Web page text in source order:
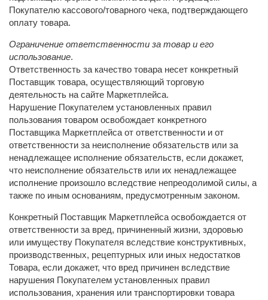
Покупателю кассового/товарного чека, подтверждающего
оплату товара.
Ограничение ответственности за товар и его
использование.
Ответственность за качество товара несет конкретный
Поставщик товара, осуществляющий торговую
деятельность на сайте Маркетплейса.
Нарушение Покупателем установленных правил
пользования товаром освобождает конкретного
Поставщика Маркетплейса от ответственности и от
ответственности за неисполнение обязательств или за
ненадлежащее исполнение обязательств, если докажет,
что неисполнение обязательств или их ненадлежащее
исполнение произошло вследствие непреодолимой силы, а
также по иным основаниям, предусмотренным законом.
Конкретный Поставщик Маркетплейса освобождается от
ответственности за вред, причиненный жизни, здоровью
или имуществу Покупателя вследствие конструктивных,
производственных, рецептурных или иных недостатков
Товара, если докажет, что вред причинен вследствие
нарушения Покупателем установленных правил
использования, хранения или транспортировки товара